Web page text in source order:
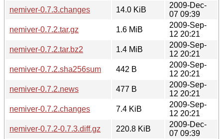
nemiver-0.7.3.changes
14.0 KiB
2009-Dec-
07 09:39
nemiver-0.7.2.tar.gz
1.6 MiB
2009-Sep-
12 20:21
nemiver-0.7.2.tar.bz2
1.4 MiB
2009-Sep-
12 20:21
nemiver-0.7.2.sha256sum
442 B
2009-Sep-
12 20:21
nemiver-0.7.2.news
477 B
2009-Sep-
12 20:21
nemiver-0.7.2.changes
7.4 KiB
2009-Sep-
12 20:21
nemiver-0.7.2-0.7.3.diff.gz
220.8 KiB
2009-Dec-
07 09:39